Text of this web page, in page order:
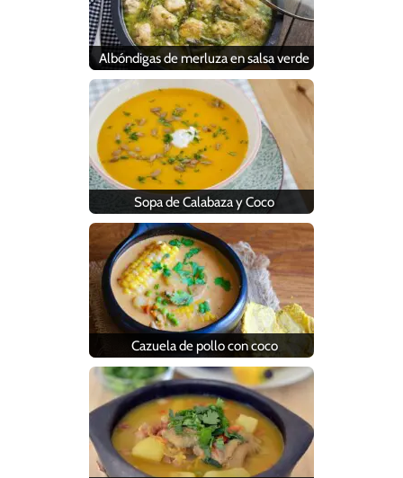
Albóndigas de merluza en salsa verde
Sopa de Calabaza y Coco
Cazuela de pollo con coco